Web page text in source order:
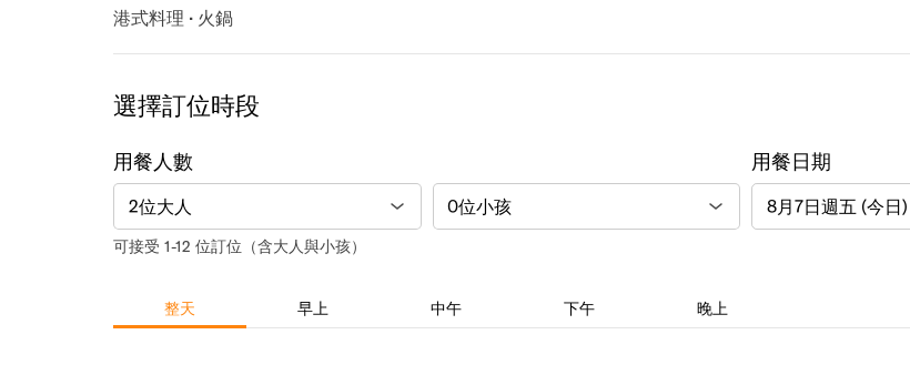
港式料理 · 火鍋
選擇訂位時段
用餐人數 用餐日期
8月7日週五 (今日)
可接受 1-12 位訂位（含大人與小孩）
整天 早上 中午 下午 晚上